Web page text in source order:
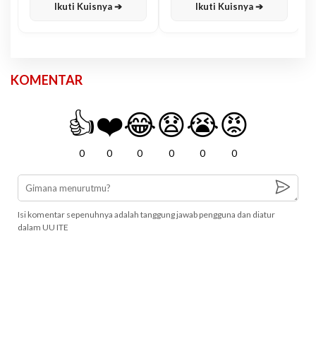
Ikuti Kuisnya ➔ Ikuti Kuisnya ➔
KOMENTAR
👍
0
❤️
0
😂
0
😧
0
😭
0
😡
0
Isi komentar sepenuhnya adalah tanggung jawab pengguna dan diatur
dalam UU ITE